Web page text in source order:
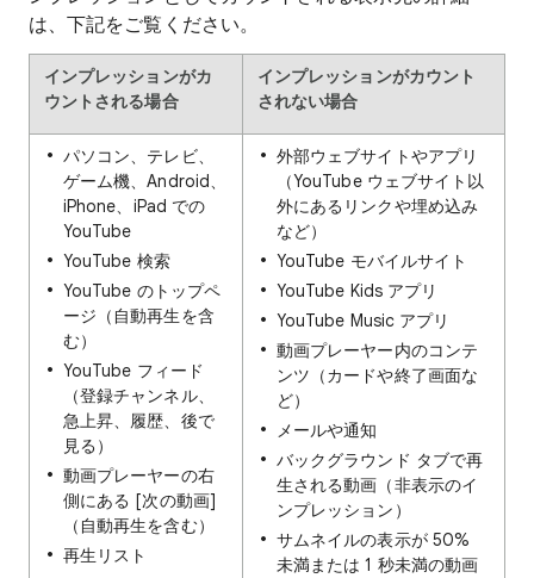
は、下記をご覧ください。
インプレッションがカ
ウントされる場合
インプレッションがカウント
されない場合
パソコン、テレビ、
ゲーム機、Android、
iPhone、iPad での
YouTube
YouTube 検索
YouTube のトップペ
ージ（自動再生を含
む）
YouTube フィード
（登録チャンネル、
急上昇、履歴、後で
見る）
動画プレーヤーの右
側にある [次の動画]
（自動再生を含む）
再生リスト
外部ウェブサイトやアプリ
（YouTube ウェブサイト以
外にあるリンクや埋め込み
など）
YouTube モバイルサイト
YouTube Kids アプリ
YouTube Music アプリ
動画プレーヤー内のコンテ
ンツ（カードや終了画面な
ど）
メールや通知
バックグラウンド タブで再
生される動画（非表示のイ
ンプレッション）
サムネイルの表示が 50%
未満または 1 秒未満の動画